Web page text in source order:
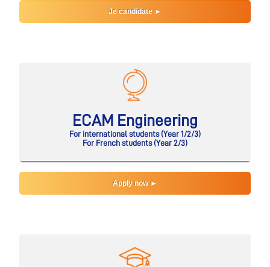
Je candidate ►
ECAM Engineering
For international students (Year 1/2/3)
For French students (Year 2/3)
Apply now ►